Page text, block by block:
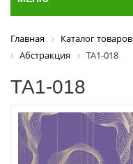
Главная Каталог товаров
Абстракция
ТА1-018
ТА1-018